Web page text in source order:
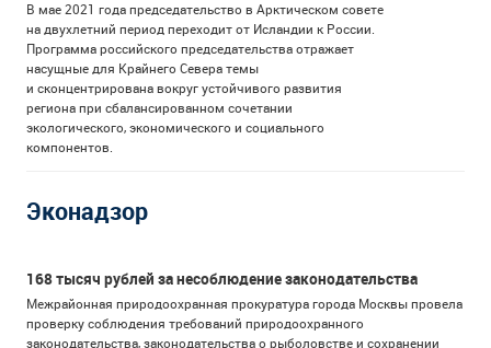
В мае 2021 года председательство в Арктическом совете
на двухлетний период переходит от Исландии к России.
Программа российского председательства отражает
насущные для Крайнего Севера темы
и сконцентрирована вокруг устойчивого развития
региона при сбалансированном сочетании
экологического, экономического и социального
компонентов.
Эконадзор
168 тысяч рублей за несоблюдение законодательства
Межрайонная природоохранная прокуратура города Москвы провела
проверку соблюдения требований природоохранного
законодательства, законодательства о рыболовстве и сохранении